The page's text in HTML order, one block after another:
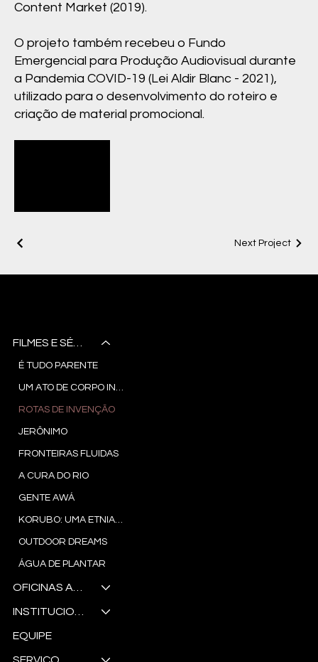
Content Market (2019).
O projeto também recebeu o Fundo
Emergencial para Produção Audiovisual durante
a Pandemia COVID-19 (Lei Aldir Blanc - 2021),
utilizado para o desenvolvimento do roteiro e
criação de material promocional.
teaser_invention_routes
Next Project
FILMES E SÉRIES
É TUDO PARENTE
UM ATO DE CORPO INTEIRO
ROTAS DE INVENÇÃO
JERÔNIMO
FRONTEIRAS FLUIDAS
A CURA DO RIO
GENTE AWÁ
KORUBO: UMA ETNIA ENTRE FRONTEIRAS
OUTDOOR DREAMS
ÁGUA DE PLANTAR
EQUIPE